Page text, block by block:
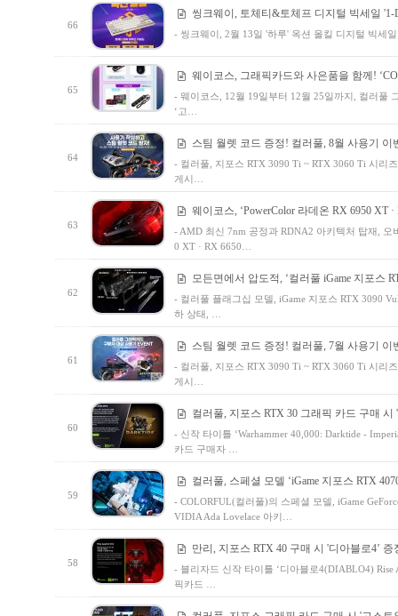
66
씽크웨이, 토체티&토체프 디지털 빅세일 '1-
- 씽크웨이, 2월 13일 '하루' 옥션 올킬 디지털 빅세
65
웨이코스, 그래픽카드와 사은품을 함께!
- 웨이코스, 12월 19일부터 12월 25일까지, 컬러풀
‘고…
64
스팀 월렛 코드 증정! 컬러풀, 8월 사용기 이
- 컬러풀, 지포스 RTX 3090 Ti ~ RTX 3060 Ti 시리
게시…
63
웨이코스, ‘PowerColor 라데온 RX 6950 XT
- AMD 최신 7nm 공정과 RDNA2 아키텍처 탑재, 오
0 XT · RX 6650…
62
모든면에서 압도적, ‘컬러풀 iGame 지포스
- 컬러풀 플래그십 모델, iGame 지포스 RTX 3090
하 상태, …
61
스팀 월렛 코드 증정! 컬러풀, 7월 사용기 이
- 컬러풀, 지포스 RTX 3090 Ti ~ RTX 3060 Ti 시리
게시…
60
컬러풀, 지포스 RTX 30 그래픽 카드 구매
- 신작 타이틀 ‘Warhammer 40,000: Darktide -
카드 구매자 …
59
컬러풀, 스페셜 모델 ‘iGame 지포스 RTX
- COLORFUL(컬러풀)의 스페셜 모델, iGame
VIDIA Ada Lovelace 아키…
58
만리, 지포스 RTX 40 구매 시 '디아블로4’ 증
- 블리자드 신작 타이틀 ‘디아블로4(DIABLO4)
픽카드 …